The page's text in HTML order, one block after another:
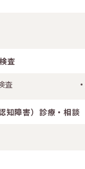
査
査
知障害）診療・相談